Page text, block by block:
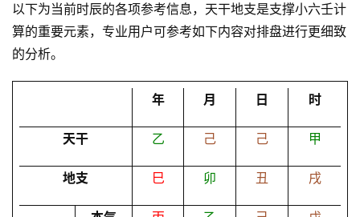
页
以下为当前时辰的各项参考信息，天干地支是支撑小六壬计
算的重要元素，专业用户可参考如下内容对排盘进行更细致
的分析。
年 月 日 时
天干 乙 己 己 甲
地支 巳 卯 丑 戌